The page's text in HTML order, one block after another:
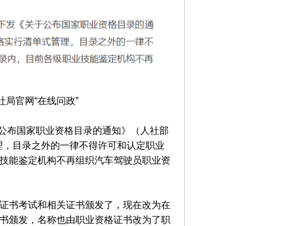
局官网“在线问政”
布国家职业资格目录的通知》（人社部
目录之外的一律不得许可和认定职业
能鉴定机构不再组织汽车驾驶员职业资
书考试和相关证书颁发了，现在改为在
颁发，名称也由职业资格证书改为了职